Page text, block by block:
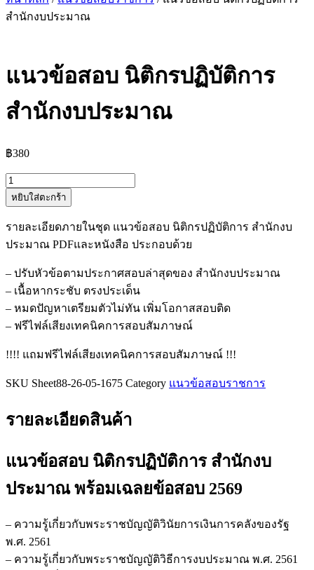
สำนักงบประมาณ
แนวข้อสอบ นิติกรปฏิบัติการ
สำนักงบประมาณ
฿380
จำนวน
แนว
นิติกร
ปฏิบัติ
การ
สำนัก
งบ
ประมาณ
หยิบใส่ตะกร้า
รายละเอียดภายในชุด แนวข้อสอบ นิติกรปฏิบัติการ สำนักงบ
ประมาณ PDFและหนังสือ ประกอบด้วย
– ปรับหัวข้อตามประกาศสอบล่าสุดของ สำนักงบประมาณ
– เนื้อหากระชับ ตรงประเด็น
– หมดปัญหาเตรียมตัวไม่ทัน เพิ่มโอกาสสอบติด
– ฟรีไฟล์เสียงเทคนิคการสอบสัมภาษณ์
!!!! แถมฟรีไฟล์เสียงเทคนิคการสอบสัมภาษณ์ !!!
SKU Sheet88-26-05-1675 Category แนวข้อสอบราชการ
รายละเอียดสินค้า
แนวข้อสอบ นิติกรปฏิบัติการ สำนักงบ
ประมาณพร้อมเฉลยข้อสอบ 2569
– ความรู้เกี่ยวกับพระราชบัญญัติวินัยการเงินการคลังของรัฐ
พ.ศ. 2561
– ความรู้เกี่ยวกับพระราชบัญญัติวิธีการงบประมาณ พ.ศ. 2561